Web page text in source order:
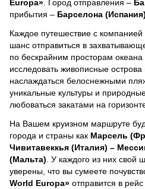
Europa» . Город отправления –
прибытия – Барселона (Испания)
Каждое путешествие с
шанс отправиться в
по бескрайним просторам океана
исследовать живописные острова
наслаждаться белоснежными
уникальные культуры и
любоваться закатами на
На Вашем круизном маршруте
города и страны как Марсель
Чивитавеккья (Италия) –
(Мальта) . У каждого из них
уверены, что вы сумеете
World Europa» отправится в